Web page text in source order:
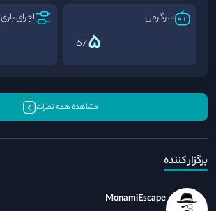
سرگرمی
5
/5
اجرای بازی
مشاهده همه نظرات
برگزار کننده
MonamiEscape